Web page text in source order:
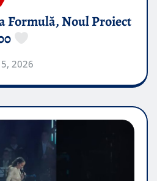
Formulă, Noul Proiect
2026